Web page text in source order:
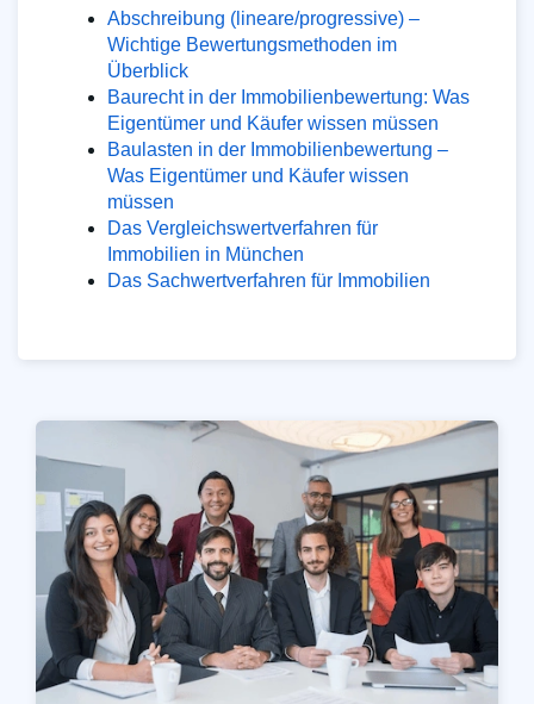
Abschreibung (lineare/progressive) –
Wichtige Bewertungsmethoden im
Überblick
Baurecht in der Immobilienbewertung: Was
Eigentümer und Käufer wissen müssen
Baulasten in der Immobilienbewertung –
Was Eigentümer und Käufer wissen
müssen
Das Vergleichswertverfahren für
Immobilien in München
Das Sachwertverfahren für Immobilien